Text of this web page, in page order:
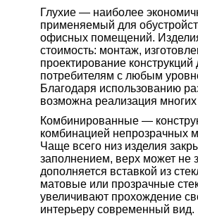
Глухие — наиболее
применяемый для
офисных помещений.
стоимость: монтаж,
проектирование конструкций
потребителям с любым
Благодаря использованию
возможна реализация
Комбинированные —
комбинацией непрозрачных
Чаще всего низ изделия
заполнением, верх может не
дополняется вставкой из
матовые или прозрачные
увеличивают прохождение
интерьеру современный вид.